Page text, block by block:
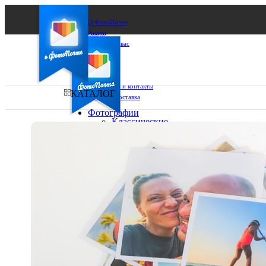
О ФотоПочте
Акции
Сделаем за вас
Бизнесу
FAQ
Франшиза
Поддержка и контакты
Оплата и доставка
Выберите из списка:
КАТАЛОГ
Фотографии
Классические
10х15
15х15
15х20
20х20
20х30
30х30
30х40
Фото
в